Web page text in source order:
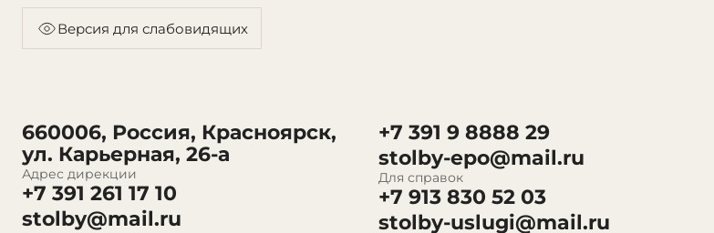
Версия для слабовидящих
660006, Россия, Красноярск,
ул. Карьерная, 26-а
Адрес дирекции
+7 391 261 17 10
stolby@mail.ru
+7 391 9 8888 29
stolby-epo@mail.ru
Для справок
+7 913 830 52 03
stolby-uslugi@mail.ru